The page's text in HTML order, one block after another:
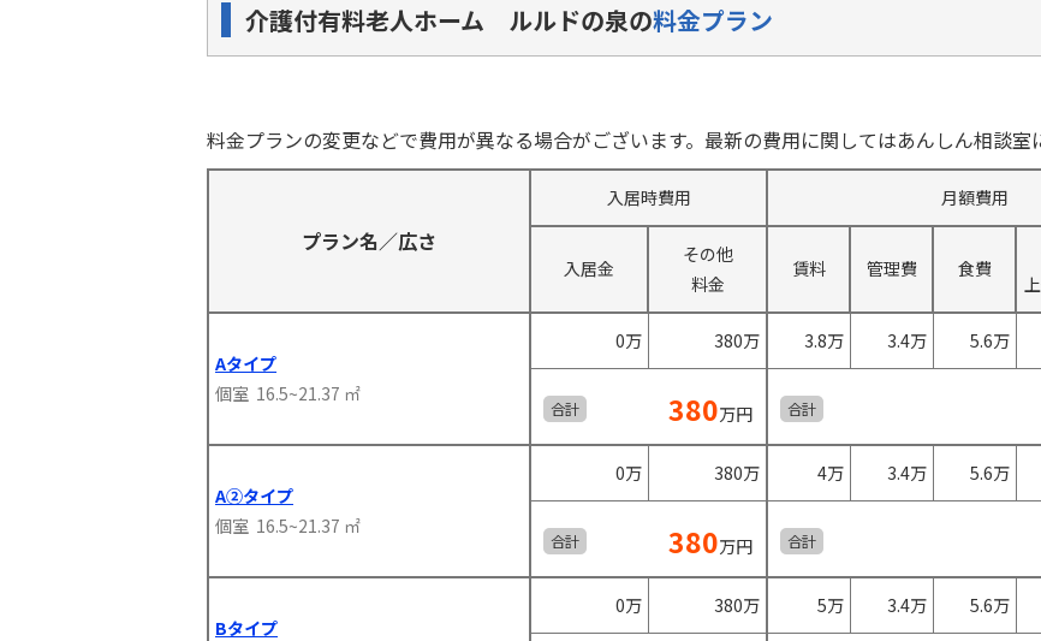
介護付有料老人ホーム ルルドの泉の料金プラン
料金プランの変更などで費用が異なる場合がございます。最新の費用に関してはあんしん相談室
プラン名／広さ
入居時費用
月額費用
入居金
その他
料金
賃料 管理費 食費
Aタイプ
個室 16.5~21.37 ㎡
0万 380万 3.8万 3.4万 5.6万
合計 380万円 合計
A②タイプ
個室 16.5~21.37 ㎡
0万 380万 4万 3.4万 5.6万
合計 380万円 合計
Bタイプ
0万 380万 5万 3.4万 5.6万